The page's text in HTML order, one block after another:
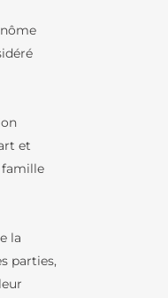
et
famille
la
parties,